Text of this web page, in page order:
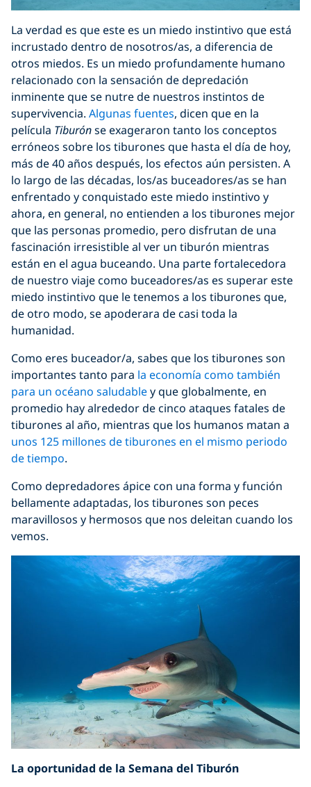
La verdad es que este es un miedo instintivo que está
incrustado dentro de nosotros/as, a diferencia de
otros miedos. Es un miedo profundamente humano
relacionado con la sensación de depredación
inminente que se nutre de nuestros instintos de
supervivencia. Algunas fuentes, dicen que en la
película Tiburónse exageraron tanto los conceptos
erróneos sobre los tiburones que hasta el día de hoy,
más de 40 años después, los efectos aún persisten. A
lo largo de las décadas, los/as buceadores/as se han
enfrentado y conquistado este miedo instintivo y
ahora, en general, no entienden a los tiburones mejor
que las personas promedio, pero disfrutan de una
fascinación irresistible al ver un tiburón mientras
están en el agua buceando. Una parte fortalecedora
de nuestro viaje como buceadores/as es superar este
miedo instintivo que le tenemos a los tiburones que,
de otro modo, se apoderara de casi toda la
humanidad.
Como eres buceador/a, sabes que los tiburones son
importantes tanto para la economía como también
para un océano saludabley que globalmente, en
promedio hay alrededor de cinco ataques fatales de
tiburones al año, mientras que los humanos matan a
unos 125 millones de tiburones en el mismo periodo
de tiempo.
Como depredadores ápice con una forma y función
bellamente adaptadas, los tiburones son peces
maravillosos y hermosos que nos deleitan cuando los
vemos.
La oportunidad de la Semana del Tiburón